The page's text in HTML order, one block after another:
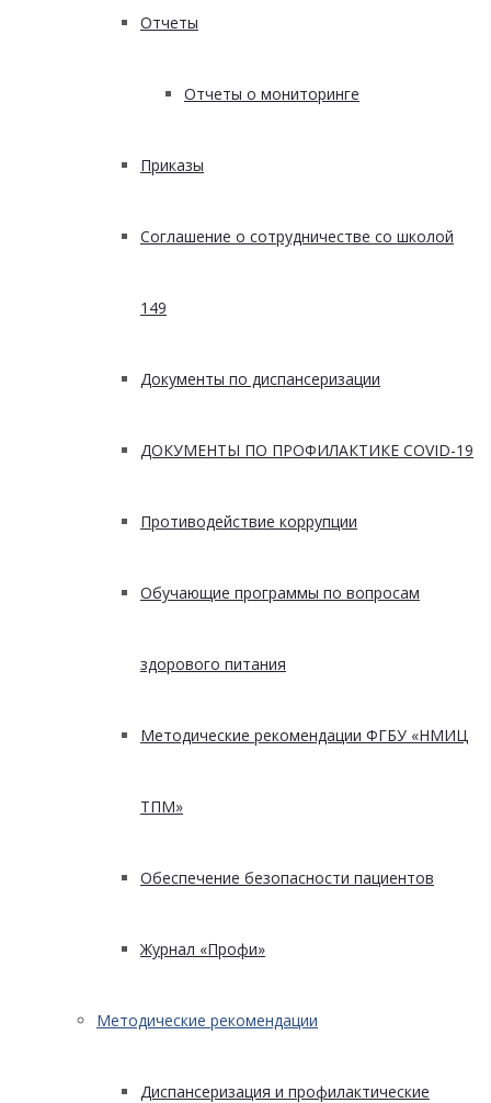
Отчеты
Отчеты о мониторинге
Приказы
Соглашение о сотрудничестве со школой
149
Документы по диспансеризации
ДОКУМЕНТЫ ПО ПРОФИЛАКТИКЕ COVID-19
Противодействие коррупции
Обучающие программы по вопросам
здорового питания
Методические рекомендации ФГБУ «НМИЦ
ТПМ»
Обеспечение безопасности пациентов
Журнал «Профи»
Методические рекомендации
Диспансеризация и профилактические